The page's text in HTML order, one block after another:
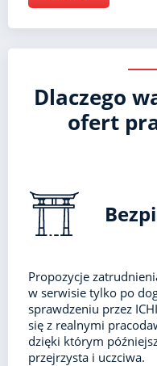
Dlaczego
ofert
Propozycje
w serwisie tylko po
sprawdzeniu przez
się z realnymi
dzięki którym
przejrzysta i uczciwa.